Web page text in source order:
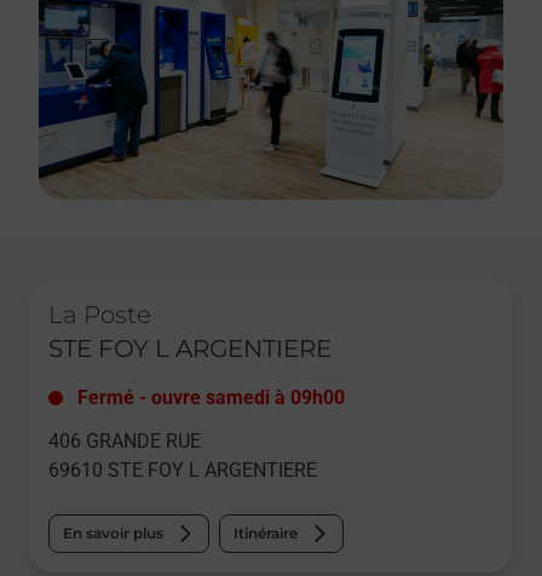
La Poste
STE FOY L ARGENTIERE
Fermé - ouvre samedi à 09h00
406 GRANDE RUE
69610 STE FOY L ARGENTIERE
En savoir plus Itinéraire